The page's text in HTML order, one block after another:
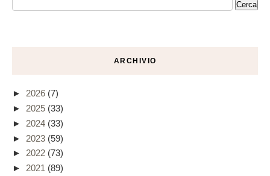
ARCHIVIO
► 2026 (7)
► 2025 (33)
► 2024 (33)
► 2023 (59)
► 2022 (73)
► 2021 (89)